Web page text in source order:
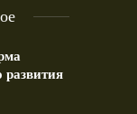
развития